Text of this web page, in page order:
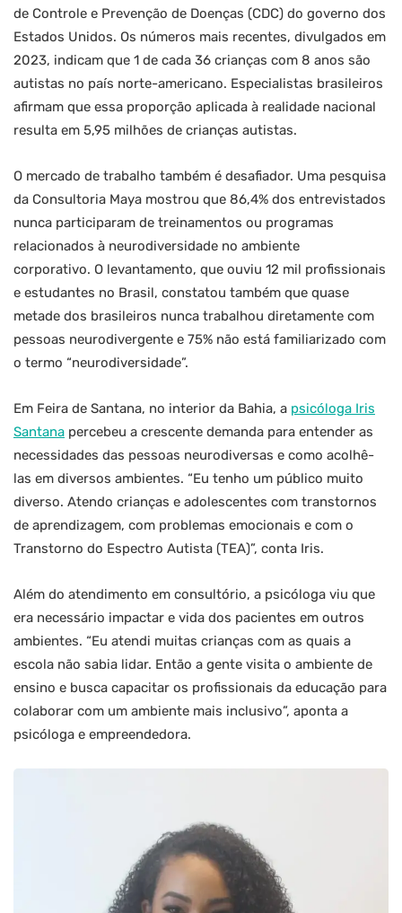
de Controle e Prevenção de Doenças (CDC) do governo dos
Estados Unidos. Os números mais recentes, divulgados em
2023, indicam que 1 de cada 36 crianças com 8 anos são
autistas no país norte-americano. Especialistas brasileiros
afirmam que essa proporção aplicada à realidade nacional
resulta em 5,95 milhões de crianças autistas.
O mercado de trabalho também é desafiador. Uma pesquisa
da Consultoria Maya mostrou que 86,4% dos entrevistados
nunca participaram de treinamentos ou programas
relacionados à neurodiversidade no ambiente
corporativo. O levantamento, que ouviu 12 mil profissionais
e estudantes no Brasil, constatou também que quase
metade dos brasileiros nunca trabalhou diretamente com
pessoas neurodivergente e 75% não está familiarizado com
o termo “neurodiversidade”.
Em Feira de Santana, no interior da Bahia, a psicóloga Iris
Santana percebeu a crescente demanda para entender as
necessidades das pessoas neurodiversas e como acolhê-
las em diversos ambientes. “Eu tenho um público muito
diverso. Atendo crianças e adolescentes com transtornos
de aprendizagem, com problemas emocionais e com o
Transtorno do Espectro Autista (TEA)”, conta Iris.
Além do atendimento em consultório, a psicóloga viu que
era necessário impactar e vida dos pacientes em outros
ambientes. “Eu atendi muitas crianças com as quais a
escola não sabia lidar. Então a gente visita o ambiente de
ensino e busca capacitar os profissionais da educação para
colaborar com um ambiente mais inclusivo”, aponta a
psicóloga e empreendedora.